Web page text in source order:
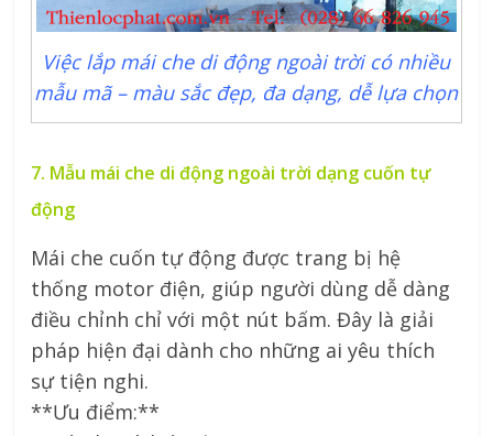
Việc lắp mái che di động ngoài trời có nhiều
mẫu mã – màu sắc đẹp, đa dạng, dễ lựa chọn
7. Mẫu mái che di động ngoài trời dạng cuốn tự
động
Mái che cuốn tự động được trang bị hệ
thống motor điện, giúp người dùng dễ dàng
điều chỉnh chỉ với một nút bấm. Đây là giải
pháp hiện đại dành cho những ai yêu thích
sự tiện nghi.
**Ưu điểm:**